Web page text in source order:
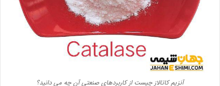
آنزیم کاتالاز چیست از کاربردهای صنعتی آن چه می دانید؟